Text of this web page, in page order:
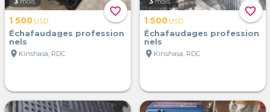
favorite_border
1 500 USD
Échafaudages profession
nels
location_on Kinshasa, RDC
favorite_border
1 500 USD
Échafaudages profession
nels
location_on Kinshasa, RDC